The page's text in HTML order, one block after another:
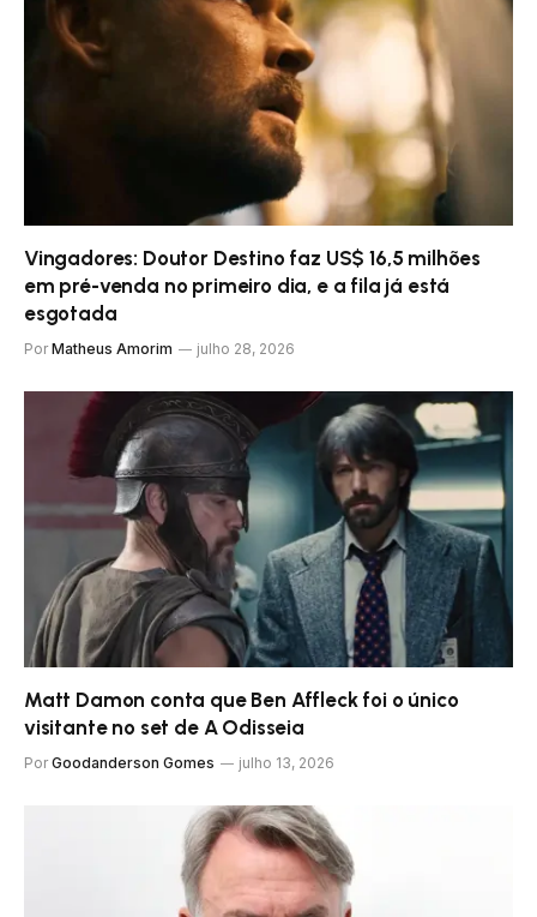
Vingadores: Doutor Destino faz US$ 16,5 milhões
em pré-venda no primeiro dia, e a fila já está
esgotada
Por Matheus Amorim julho 28, 2026
Matt Damon conta que Ben Affleck foi o único
visitante no set de A Odisseia
Por Goodanderson Gomes julho 13, 2026